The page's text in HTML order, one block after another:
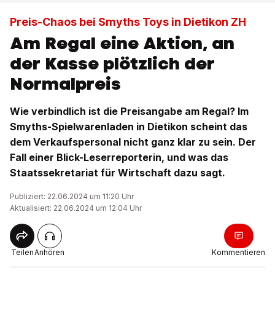
Preis-Chaos bei Smyths Toys in Dietikon ZH
Am Regal eine Aktion, an
der Kasse plötzlich der
Normalpreis
Wie verbindlich ist die Preisangabe am Regal? Im
Smyths-Spielwarenladen in Dietikon scheint das
dem Verkaufspersonal nicht ganz klar zu sein. Der
Fall einer Blick-Leserreporterin, und was das
Staatssekretariat für Wirtschaft dazu sagt.
Publiziert: 22.06.2024 um 11:20 Uhr
Aktualisiert: 22.06.2024 um 12:04 Uhr
TeilenAnhören Kommentieren